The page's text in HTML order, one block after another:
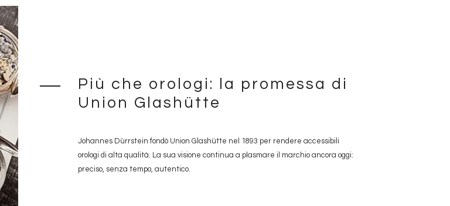
Più che orologi: la promessa di
Union Glashütte
Johannes Dürrstein fondò Union Glashütte nel 1893 per rendere accessibili
orologi di alta qualità. La sua visione continua a plasmare il marchio ancora oggi:
preciso, senza tempo, autentico.